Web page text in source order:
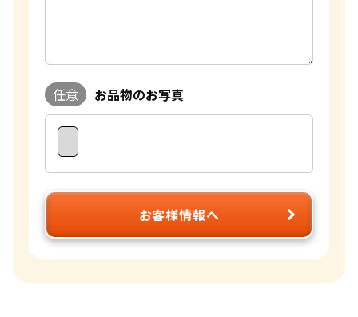
任意 お品物のお写真
お客様情報へ